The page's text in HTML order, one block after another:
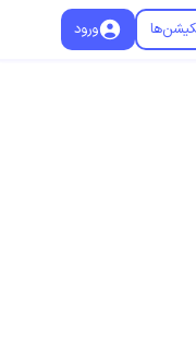
ورود